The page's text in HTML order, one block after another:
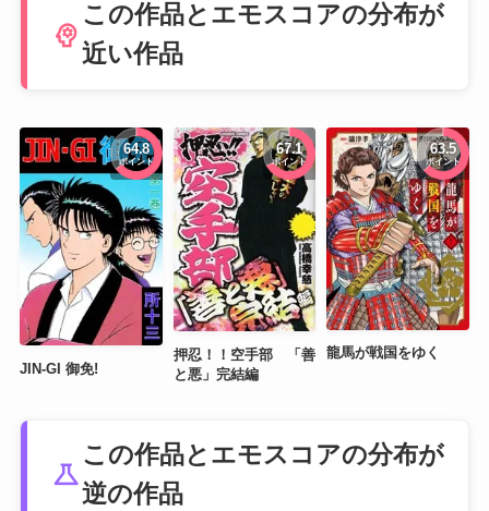
psychology
この作品とエモスコアの分布が
近い作品
64.8
ポイント
JIN-GI 御免!
67.1
ポイント
押忍！！空手部 「善
と悪」完結編
63.5
ポイント
龍馬が戦国をゆく
science
この作品とエモスコアの分布が
逆の作品